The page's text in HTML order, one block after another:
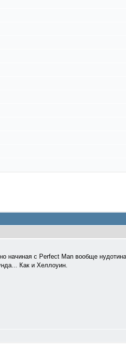
начиная с Perfect Man вообще
Как и Хеллоуин.